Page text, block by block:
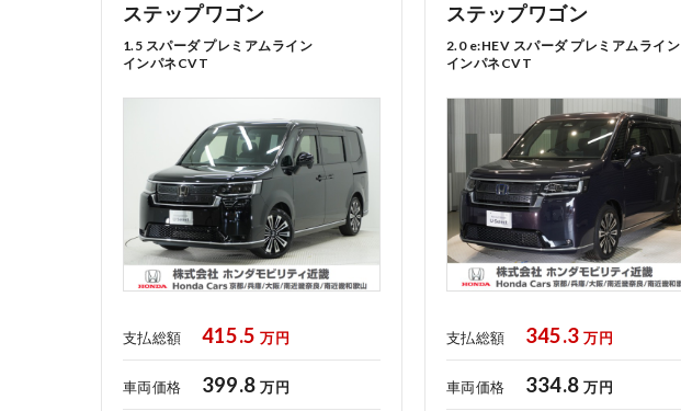
ステップワゴン
1.5 スパーダ プレミアムライン
インパネCVT
支払総額 415.5 万円
車両価格 399.8 万円
ステップワゴン
2.0 e:HEV スパーダ プレミアムライン
インパネCVT
支払総額 345.3 万円
車両価格 334.8 万円